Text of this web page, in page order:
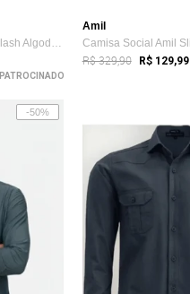
Camisa Social Amil Slim Flash Algodão Co...
PATROCINADO
Amil
R$ 329,90 R$ 129,99
-50%